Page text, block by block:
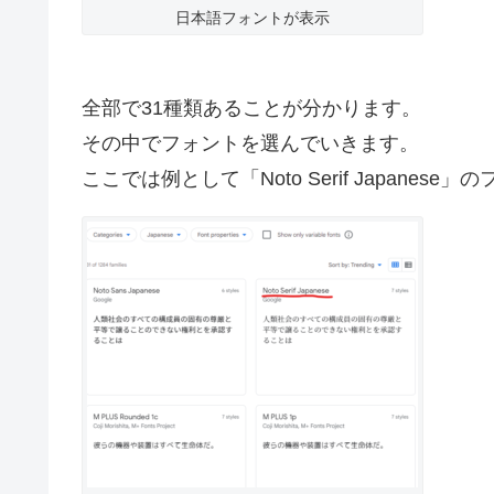
日本語フォントが表示
全部で31種類あることが分かります。
その中でフォントを選んでいきます。
ここでは例として「Noto Serif Japanese」の